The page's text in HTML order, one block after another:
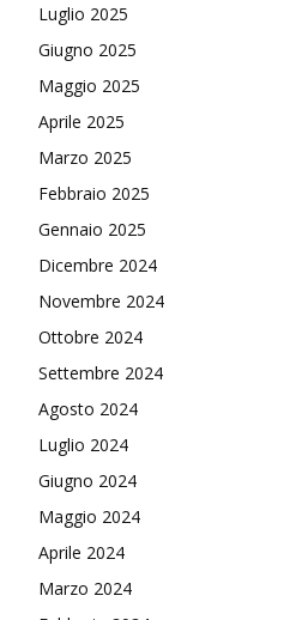
Luglio 2025
Giugno 2025
Maggio 2025
Aprile 2025
Marzo 2025
Febbraio 2025
Gennaio 2025
Dicembre 2024
Novembre 2024
Ottobre 2024
Settembre 2024
Agosto 2024
Luglio 2024
Giugno 2024
Maggio 2024
Aprile 2024
Marzo 2024